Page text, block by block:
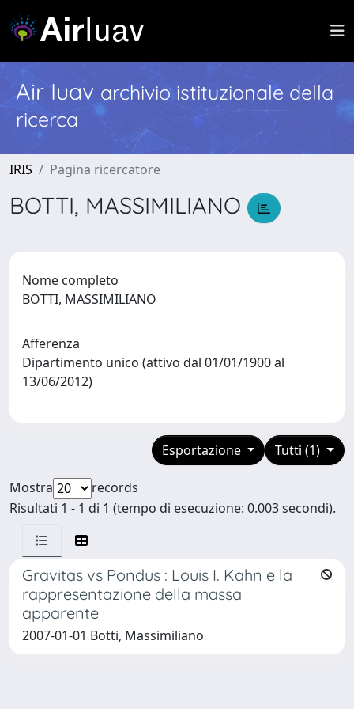
Air Iuav archivio istituzionale della
ricerca
IRIS Pagina ricercatore
BOTTI, MASSIMILIANO
Nome completo
BOTTI, MASSIMILIANO
Afferenza
Dipartimento unico (attivo dal 01/01/1900 al
13/06/2012)
Tutti (1)
Esportazione
Mostra
records
Risultati 1 - 1 di 1 (tempo di esecuzione: 0.003 secondi).
Gravitas vs Pondus : Louis I. Kahn e la
rappresentazione della massa
apparente
2007-01-01 Botti, Massimiliano